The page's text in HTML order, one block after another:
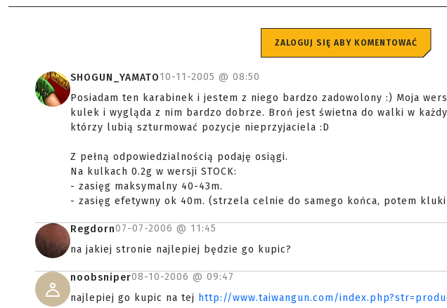
ZALOGUJ SIĘ ABY KOMENTOWAĆ
SHOGUN_YAMATO10-11-2005 @ 08:50
Posiadam ten karabinek i jestem z niego bardzo zadowolony :) Moja
kulek i wygląda z nim bardzo dobrze. Broń jest świetna do walki w
którzy lubią szturmować pozycje nieprzyjaciela :D
Z pełną odpowiedzialnością podaję osiągi.
Na kulkach 0.2g w wersji STOCK:
- zasięg maksymalny 40-43m.
- zasięg efetywny ok 40m. (strzela celnie do samego końca, potem kluki
Regdorn07-07-2006 @ 11:45
na jakiej stronie najlepiej będzie go kupic?
noobsniper08-10-2006 @ 09:47
najlepiej go kupic na tej http://www.taiwangun.com/